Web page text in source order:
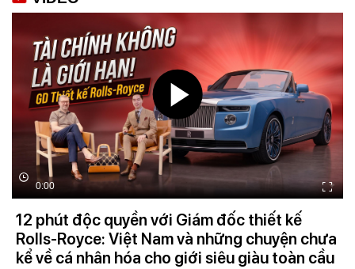
0:00
12 phút độc quyền với Giám đốc thiết kế
Rolls-Royce: Việt Nam và những chuyện chưa
kể về cá nhân hóa cho giới siêu giàu toàn cầu